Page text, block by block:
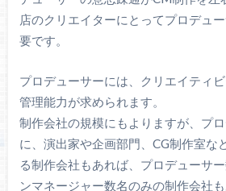
店のクリエイターにとってプロデュ
要です。
プロデューサーには、クリエイティビ
管理能力が求められます。
制作会社の規模にもよりますが、プ
に、演出家や企画部門、CG制作室な
る制作会社もあれば、プロデューサ
ンマネージャー数名のみの制作会社も